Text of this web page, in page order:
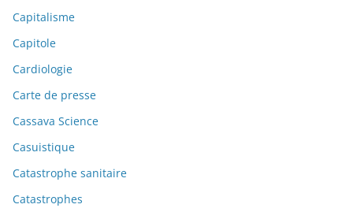
Capitalisme
Capitole
Cardiologie
Carte de presse
Cassava Science
Casuistique
Catastrophe sanitaire
Catastrophes